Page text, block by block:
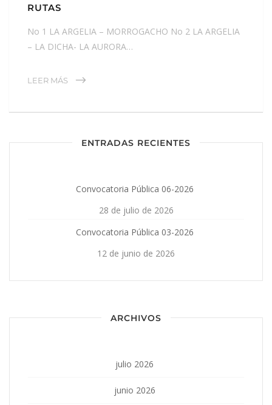
RUTAS
No 1 LA ARGELIA – MORROGACHO No 2 LA ARGELIA
– LA DICHA- LA AURORA…
LEER MÁS
ENTRADAS RECIENTES
Convocatoria Pública 06-2026
28 de julio de 2026
Convocatoria Pública 03-2026
12 de junio de 2026
ARCHIVOS
julio 2026
junio 2026